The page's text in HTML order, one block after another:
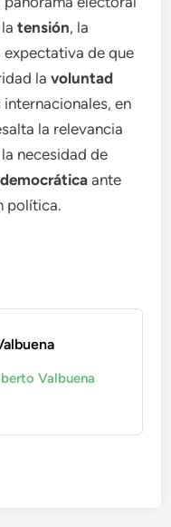
latensión, la
expectativa de que
lavoluntad
en
la relevancia
necesidad de
ante
política.
Valbuena